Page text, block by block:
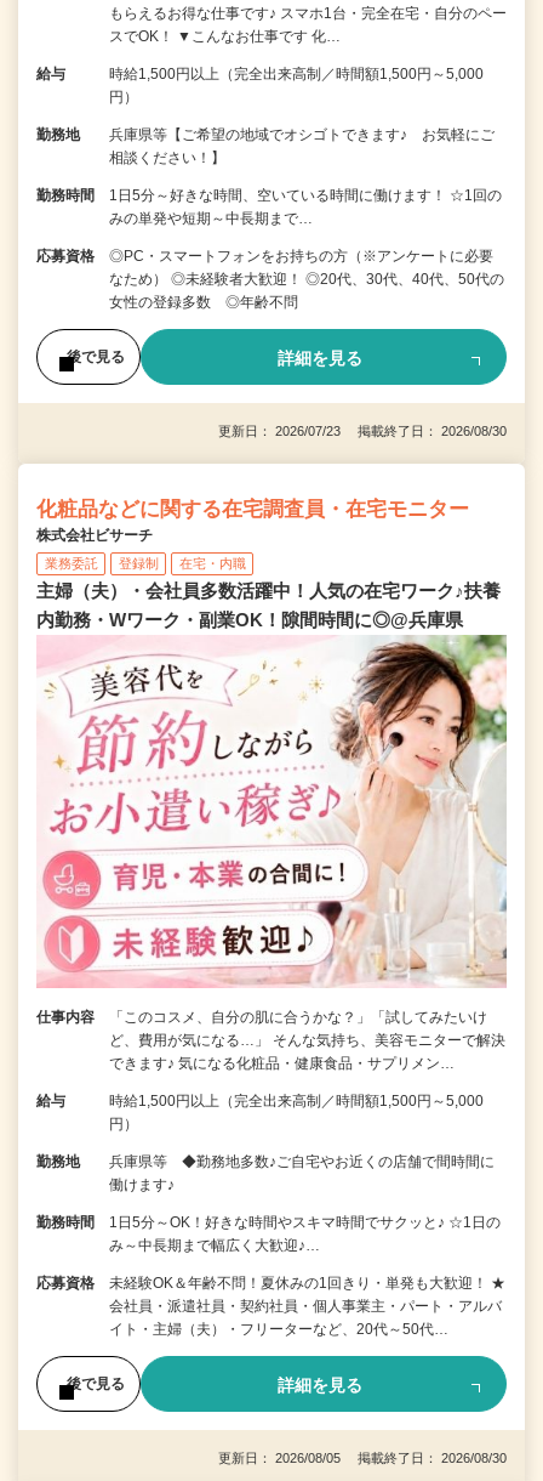
もらえるお得な仕事です♪ スマホ1台・完全在宅・自分のペー
スでOK！ ▼こんなお仕事です 化…
給与
時給1,500円以上（完全出来高制／時間額1,500円～5,000
円）
勤務地
兵庫県等【ご希望の地域でオシゴトできます♪ お気軽にご
相談ください！】
勤務時間
1日5分～好きな時間、空いている時間に働けます！ ☆1回の
みの単発や短期～中長期まで…
応募資格
◎PC・スマートフォンをお持ちの方（※アンケートに必要
なため） ◎未経験者大歓迎！ ◎20代、30代、40代、50代の
女性の登録多数 ◎年齢不問
後で見る 詳細を見る
更新日： 2026/07/23 掲載終了日： 2026/08/30
化粧品などに関する在宅調査員・在宅モニター
株式会社ビサーチ
業務委託 登録制 在宅・内職
主婦（夫）・会社員多数活躍中！人気の在宅ワーク♪扶養
内勤務・Wワーク・副業OK！隙間時間に◎@兵庫県
仕事内容
「このコスメ、自分の肌に合うかな？」「試してみたいけ
ど、費用が気になる…」 そんな気持ち、美容モニターで解決
できます♪ 気になる化粧品・健康食品・サプリメン…
給与
時給1,500円以上（完全出来高制／時間額1,500円～5,000
円）
勤務地
兵庫県等 ◆勤務地多数♪ご自宅やお近くの店舗で間時間に
働けます♪
勤務時間
1日5分～OK！好きな時間やスキマ時間でサクッと♪ ☆1日の
み～中長期まで幅広く大歓迎♪…
応募資格
未経験OK＆年齢不問！夏休みの1回きり・単発も大歓迎！ ★
会社員・派遣社員・契約社員・個人事業主・パート・アルバ
イト・主婦（夫）・フリーターなど、20代～50代…
後で見る 詳細を見る
更新日： 2026/08/05 掲載終了日： 2026/08/30